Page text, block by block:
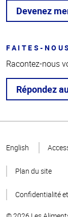
Devenez
FAITES-
Racontez-nous
Répondez
page
English
Plan du site
Confidentialité